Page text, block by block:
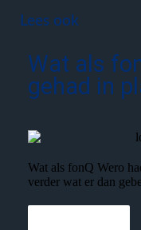
Lees ook
Wat als
gehad in
Wat als fonQ Wero
verder wat er dan